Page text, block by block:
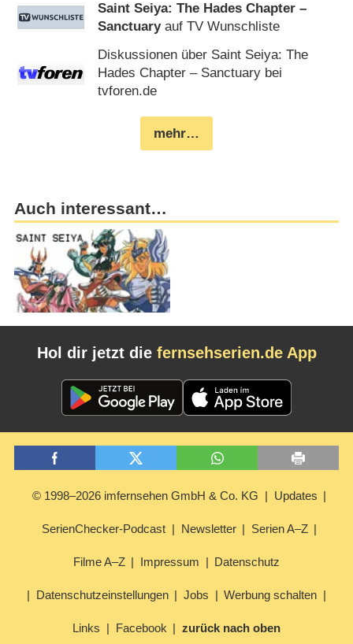
Saint Seiya: The Hades Chapter –
Sanctuaryauf TV Wunschliste
Diskussionen über Saint Seiya: The
Hades Chapter – Sanctuary bei
tvforen.de
mehr…
Auch interessant…
Hol dir jetzt die fernsehserien.de App
© 1998–2026 imfernsehen GmbH & Co. KG Updates
SerienChecker-Podcast Newsletter Serien A–Z
Filme A–Z Impressum Datenschutz
Datenschutzeinstellungen Jobs Werbung schalten
Links Facebook zurück nach oben